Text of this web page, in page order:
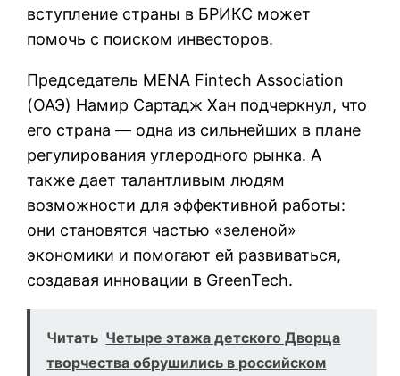
вступление страны в БРИКС может
помочь с поиском инвесторов.
Председатель MENA Fintech Association
(ОАЭ) Намир Сартадж Хан подчеркнул, что
его страна — одна из сильнейших в плане
регулирования углеродного рынка. А
также дает талантливым людям
возможности для эффективной работы:
они становятся частью «зеленой»
экономики и помогают ей развиваться,
создавая инновации в GreenTech.
Читать Четыре этажа детского Дворца
творчества обрушились в российском